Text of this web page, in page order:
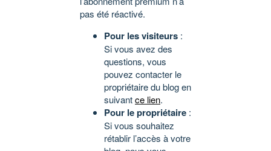
pas été réactivé.
Pour les visiteurs :
Si vous avez des
questions, vous
pouvez contacter le
propriétaire du blog en
suivantce lien.
Pour le propriétaire :
Si vous souhaitez
rétablir l’accès à votre